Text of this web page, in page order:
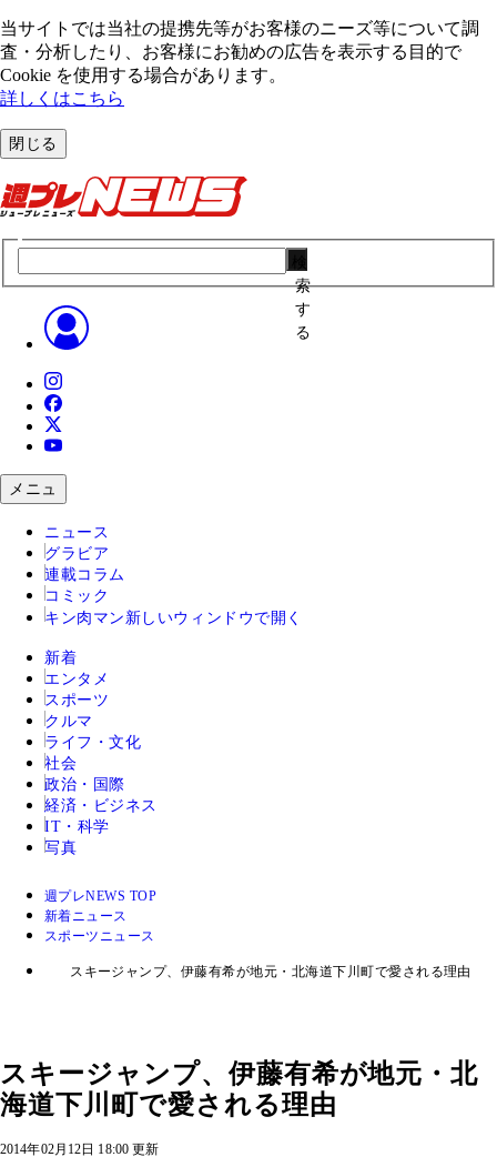
当サイトでは当社の提携先等がお客様のニーズ等について調
査・分析したり、お客様にお勧めの広告を表⽰する⽬的で
Cookie を使⽤する場合があります。
詳しくはこちら
閉じる
索
す
る
メニュ
ニュース
グラビア
連載コラム
コミック
キン肉マン 新しいウィンドウで開く
新着
エンタメ
スポーツ
クルマ
ライフ・文化
社会
政治・国際
経済・ビジネス
IT・科学
写真
週プレNEWS TOP
新着ニュース
スポーツニュース
スキージャンプ、伊藤有希が地元・北海道下川町で愛される理由
スキージャンプ、伊藤有希が地元・北
海道下川町で愛される理由
2014年02月12日 18:00 更新